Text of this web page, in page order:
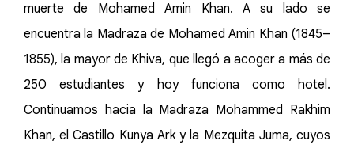
muerte de Mohamed Amin Khan. A su lado se
encuentra la Madraza de Mohamed Amin Khan (1845–
1855), la mayor de Khiva, que llegó a acoger a más de
250 estudiantes y hoy funciona como hotel.
Continuamos hacia la Madraza Mohammed Rakhim
Khan, el Castillo Kunya Ark y la Mezquita Juma, cuyos